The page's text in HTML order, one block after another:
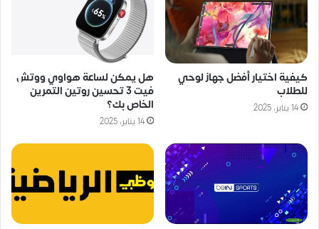
كيفية اختيار أفضل جهاز لوحي
للطلاب
14 يناير، 2025
هل يمكن لساعة هواوي ووتش
فيت 3 تحسين روتين التمرين
الخاص بك؟
14 يناير، 2025